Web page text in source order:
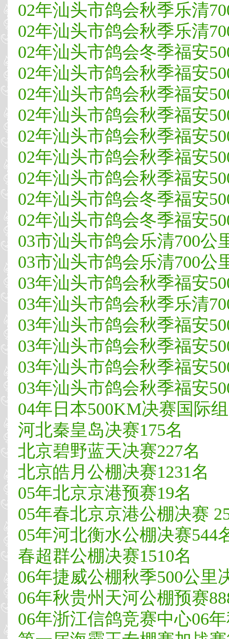
02年汕头市鸽会秋季乐清
02年汕头市鸽会秋季乐清
02年汕头市鸽会冬季福安
02年汕头市鸽会秋季福安
02年汕头市鸽会秋季福安
02年汕头市鸽会秋季福安
02年汕头市鸽会秋季福安
02年汕头市鸽会秋季福安
02年汕头市鸽会秋季福安
02年汕头市鸽会冬季福安
02年汕头市鸽会冬季福安
03市汕头市鸽会乐清700公
03市汕头市鸽会乐清700公
03年汕头市鸽会秋季福安
03年汕头市鸽会秋季乐清
03年汕头市鸽会秋季福安
03年汕头市鸽会秋季福安
03年汕头市鸽会秋季福安
03年汕头市鸽会秋季福安
04年日本500KM决赛国际
河北秦皇岛决赛175名
北京碧野蓝天决赛227名
北京皓月公棚决赛1231名
05年北京京港预赛19名
05年春北京京港公棚决赛
05年河北衡水公棚决赛544
春超群公棚决赛1510名
06年捷威公棚秋季500公里
06年秋贵州天河公棚预赛
06年浙江信鸽竞赛中心06